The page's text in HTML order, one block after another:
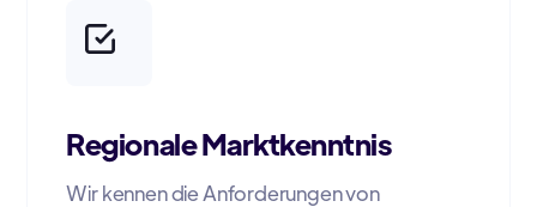
Regionale Marktkenntnis
Wir kennen die Anforderungen von